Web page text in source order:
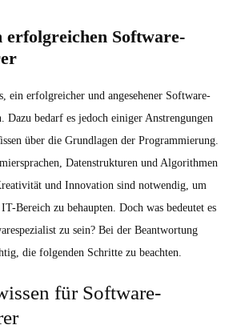
erfolgreichen Software-
ein erfolgreicher und angesehener Software-
Dazu bedarf es jedoch einiger Anstrengungen
über die Grundlagen der Programmierung.
Datenstrukturen und Algorithmen
und Innovation sind notwendig, um
Bereich zu behaupten. Doch was bedeutet es
zu sein? Bei der Beantwortung
die folgenden Schritte zu beachten.
für Software-